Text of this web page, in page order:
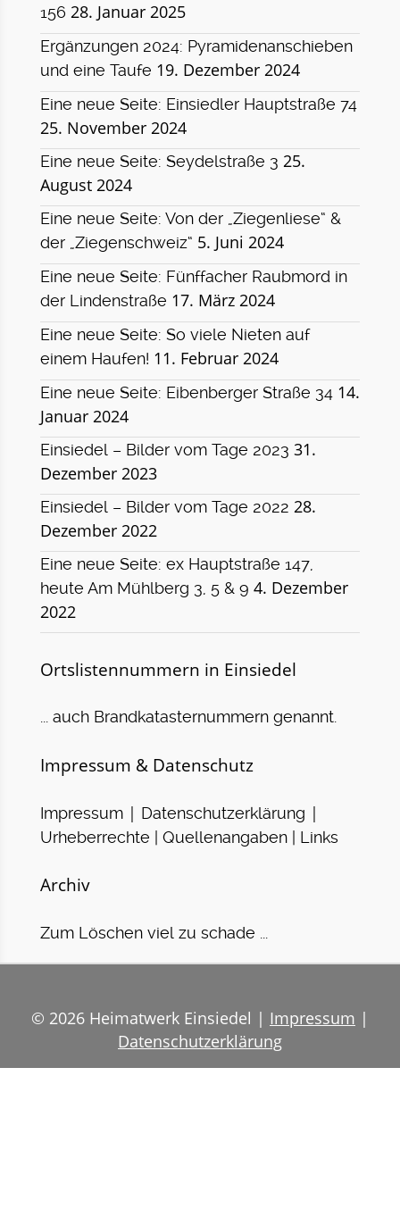
156 28. Januar 2025
Ergänzungen 2024: Pyramidenanschieben
und eine Taufe 19. Dezember 2024
Eine neue Seite: Einsiedler Hauptstraße 74
25. November 2024
Eine neue Seite: Seydelstraße 3 25.
August 2024
Eine neue Seite: Von der „Ziegenliese“ &
der „Ziegenschweiz“ 5. Juni 2024
Eine neue Seite: Fünffacher Raubmord in
der Lindenstraße 17. März 2024
Eine neue Seite: So viele Nieten auf
einem Haufen! 11. Februar 2024
Eine neue Seite: Eibenberger Straße 34 14.
Januar 2024
Einsiedel – Bilder vom Tage 2023 31.
Dezember 2023
Einsiedel – Bilder vom Tage 2022 28.
Dezember 2022
Eine neue Seite: ex Hauptstraße 147,
heute Am Mühlberg 3, 5 & 9 4. Dezember
2022
Ortslistennummern in Einsiedel
... auch Brandkatasternummern genannt.
Impressum & Datenschutz
Impressum| Datenschutzerklärung |
Urheberrechte | Quellenangaben | Links
Archiv
Zum Löschen viel zu schade ...
© 2026 Heimatwerk Einsiedel | Impressum |
Datenschutzerklärung